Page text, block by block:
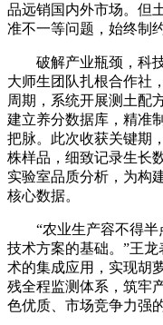
品远销国内外市场。但
准不一等问题，始终制
破解产业瓶颈，科
大师生团队扎根合作社
周期，系统开展测土配
建立养分数据库，精准
把脉。此次收获关键期
株样品，细致记录生长
实验室品质分析，为构
核心数据。
“农业生产容不得
技术方案的基础。”王
术的集成应用，实现胡
残全程监测体系，筑牢
色优质、市场竞争力强